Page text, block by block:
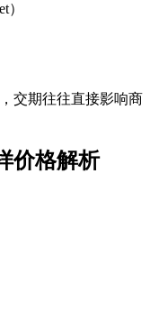
交期往往直接影响商
价格解析